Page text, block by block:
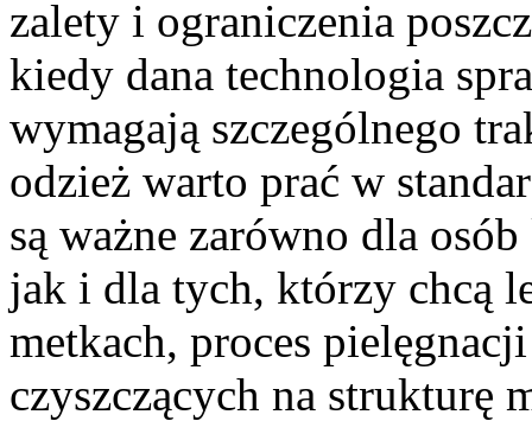
zalety i ograniczenia
kiedy dana technologia
wymagają szczególnego
odzież warto prać w
są ważne zarówno dla
jak i dla tych, którzy chcą
metkach, proces
czyszczących na strukturę